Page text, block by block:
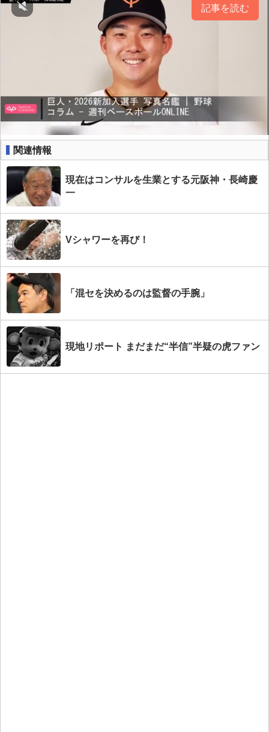
記事を読む
関連情報
現在はコンサルを生業とする元阪神・長崎慶
一
Vシャワーを再び！
「混セを決めるのは監督の手腕」
現地リポート まだまだ“半信”半疑の虎ファン